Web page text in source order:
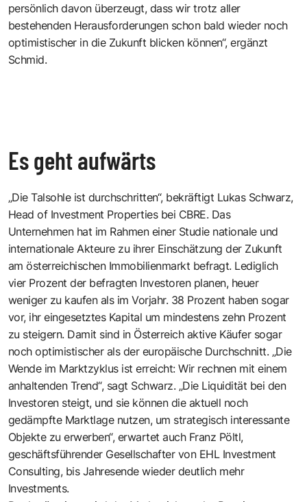
persönlich davon überzeugt, dass wir trotz aller
bestehenden Herausforderungen schon bald wieder noch
optimistischer in die Zukunft blicken können“, ergänzt
Schmid.
Es geht aufwärts
„Die Talsohle ist durchschritten“, bekräftigt Lukas Schwarz,
Head of Investment Properties bei CBRE. Das
Unternehmen hat im Rahmen einer Studie nationale und
internationale Akteure zu ihrer Einschätzung der Zukunft
am österreichischen Immobilienmarkt befragt. Lediglich
vier Prozent der befragten Investoren planen, heuer
weniger zu kaufen als im Vorjahr. 38 Prozent haben sogar
vor, ihr eingesetztes Kapital um mindestens zehn Prozent
zu steigern. Damit sind in Österreich aktive Käufer sogar
noch optimistischer als der europäische Durchschnitt. „Die
Wende im Marktzyklus ist erreicht: Wir rechnen mit einem
anhaltenden Trend“, sagt Schwarz. „Die Liquidität bei den
Investoren steigt, und sie können die aktuell noch
gedämpfte Marktlage nutzen, um strategisch interessante
Objekte zu erwerben“, erwartet auch Franz Pöltl,
geschäftsführender Gesellschafter von EHL Investment
Consulting, bis Jahresende wieder deutlich mehr
Investments.